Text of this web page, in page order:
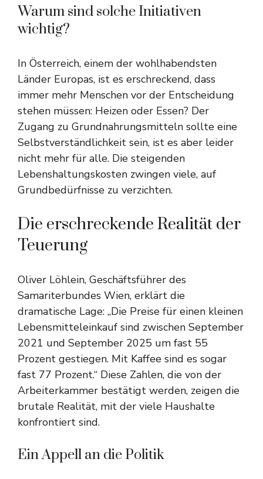
Warum sind solche Initiativen
wichtig?
In Österreich, einem der wohlhabendsten
Länder Europas, ist es erschreckend, dass
immer mehr Menschen vor der Entscheidung
stehen müssen: Heizen oder Essen? Der
Zugang zu Grundnahrungsmitteln sollte eine
Selbstverständlichkeit sein, ist es aber leider
nicht mehr für alle. Die steigenden
Lebenshaltungskosten zwingen viele, auf
Grundbedürfnisse zu verzichten.
Die erschreckende Realität der
Teuerung
Oliver Löhlein, Geschäftsführer des
Samariterbundes Wien, erklärt die
dramatische Lage: „Die Preise für einen kleinen
Lebensmitteleinkauf sind zwischen September
2021 und September 2025 um fast 55
Prozent gestiegen. Mit Kaffee sind es sogar
fast 77 Prozent.“ Diese Zahlen, die von der
Arbeiterkammer bestätigt werden, zeigen die
brutale Realität, mit der viele Haushalte
konfrontiert sind.
Ein Appell an die Politik